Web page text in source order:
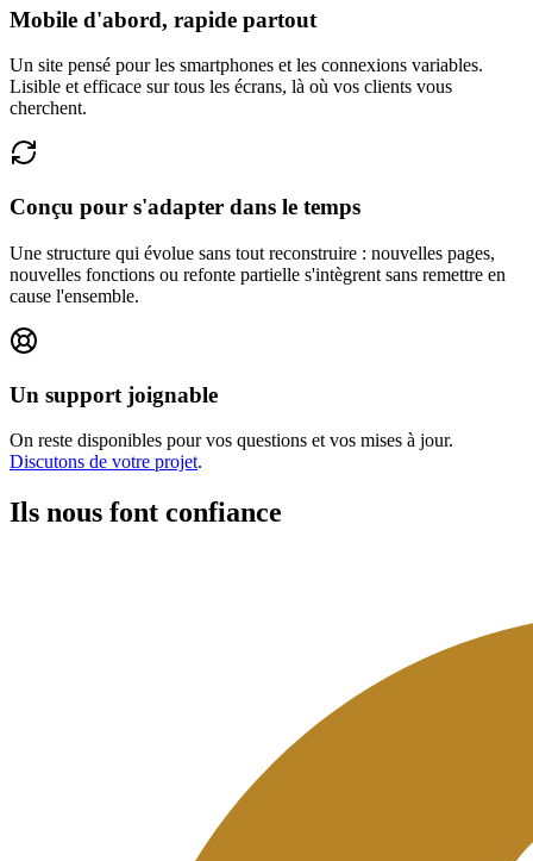
Mobile d'abord, rapide partout
Un site pensé pour les smartphones et les connexions variables.
Lisible et efficace sur tous les écrans, là où vos clients vous
cherchent.
Conçu pour s'adapter dans le temps
Une structure qui évolue sans tout reconstruire : nouvelles pages,
nouvelles fonctions ou refonte partielle s'intègrent sans remettre en
cause l'ensemble.
Un support joignable
On reste disponibles pour vos questions et vos mises à jour.
Discutons de votre projet.
Ils nous font confiance